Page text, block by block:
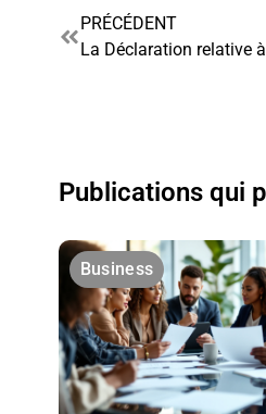
PRÉCÉDENT
Publications qui
Business